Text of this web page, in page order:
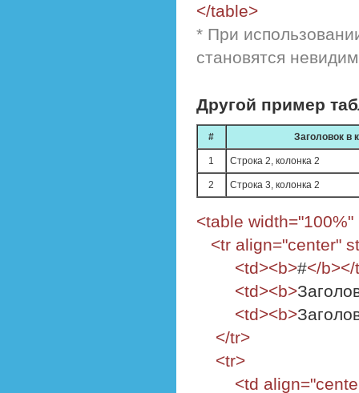
</table>
* При
становятся
Другой пример
# Заголовок в
1 Строка 2, колонка 2
2 Строка 3, колонка 2
<table
<tr align="center"
<td><b>#</b></
<td><b>
<td><b>
</tr>
<tr>
<td